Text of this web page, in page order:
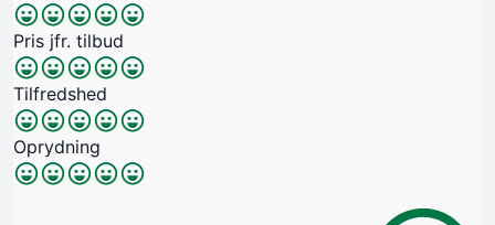
Pris jfr. tilbud
Tilfredshed
Oprydning